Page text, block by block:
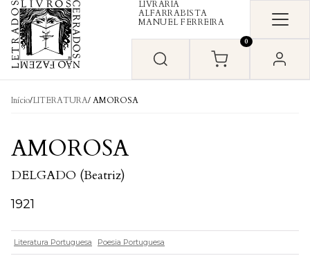
Skip to content
LIVRARIA
ALFARRABISTA
MANUEL FERREIRA
0
Início/LITERATURA/ AMOROSA
AMOROSA
DELGADO (Beatriz)
1921
Literatura Portuguesa Poesia Portuguesa